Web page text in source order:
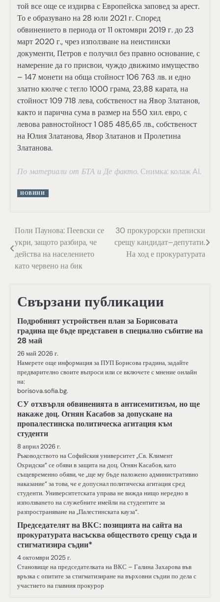
той все още се издирва с Европейска заповед за арест.
То е образувано на 28 юли 2021 г. Според
обвинението в периода от 11 октомври 2019 г. до 23
март 2020 г., чрез използване на неистински
документи, Петров е получил без правно основание, с
намерение да го присвои, чуждо движимо имущество
– 147 монети на обща стойност 106 763 лв. и едно
златно кюлче с тегло 1000 грама, 23,88 карата, на
стойност 109 718 лева, собственост на Явор Златанов,
както и парична сума в размер на 550 хил. евро, с
левова равностойност 1 085 485,65 лв., собственост
на Юлия Златанова, Явор Златанов и Пролетина
Златанова.
По материали от БТА и Де факто. Снимка: колаж AI.
НОВИНИ
Навигация
Поли Паунова: Пеевски се
укри, защото разбира, че
действа на населението
като червено на бик
30 прокурорски преписки
срещу кандидат–депутати.
На ход е прокуратурата
Свързани публикации
Подробният устройствен план за Борисовата
градина ще бъде представен в специално събитие на
28 май
26 май 2026 г.
Намерете още информация за ПУП Борисова градина, задайте
предварително своите въпроси или се включете с мнение онлайн
на:
borisova.sofia.bg.
СУ отхвърля обвиненията в антисемитизъм, но ще
накаже доц. Огнян Касабов за допускане на
пропалестинска политическа агитация към
студенти
8 април 2026 г.
Ръководството на Софийския университет „Св. Климент
Охридски“ се обяви в защита на доц. Огнян Касабов, като
същевременно обяви, че „ще му бъде наложено административно
наказание“ за това, че е допуснал политическа агитация сред
студенти. Университетската управа не вижда нищо нередно в
използването на служебните имейли на студентите за
разпространяване на „Палестинската кауза“.
Председателят на ВКС: позицията на сайта на
прокуратурата насъсква обществото срещу съда и
стигматизира съдии*
4 октомври 2025 г.
Становище на председателката на ВКС – Галина Захарова във
връзка с опитите за стигматизиране на върховни съдии по дела с
участието на главния прокурор